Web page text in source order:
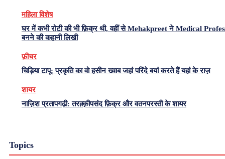
महिला विशेष
घर में कभी रोटी की भी फ़िक्र थी, वहीं से Mehakpreet ने Medical
बनने की कहानी लिखी
फ़ीचर
चिड़िया टापू: प्रकृति का वो हसीन ख्वाब जहां परिंदे बयां करते हैं यहां के राज़
शायर
नाज़िश प्रतापगढ़ी: तरक़्क़ीपसंद फ़िक्र और वतनपरस्ती के शायर
Topics